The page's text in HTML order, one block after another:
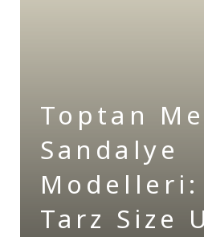
Metal Sandalye
Tonet-Thonet Sandalye
Hilton & Banket Sandalyeler
Klasik Sandalye
Nova | Blog
İLETİŞİM
Toptan
Sandalye
Modelleri:
Tarz Size